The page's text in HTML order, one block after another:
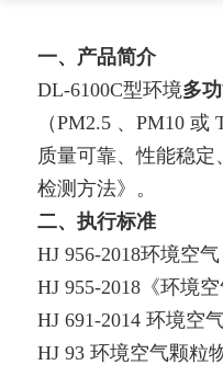
一、产品简介
DL-6100C型环境多
（PM2.5 、PM10
质量可靠、性能稳定
检测方法》。
二、执行标准
HJ 956-2018环境空
HJ 955-2018《环境
HJ 691-2014 环境空
HJ 93 环境空气颗粒